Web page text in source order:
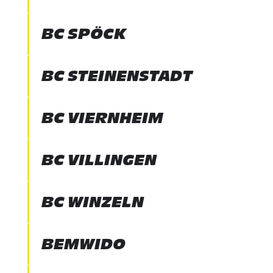
BC SPÖCK
BC STEINENSTADT
BC VIERNHEIM
BC VILLINGEN
BC WINZELN
BEMWIDO